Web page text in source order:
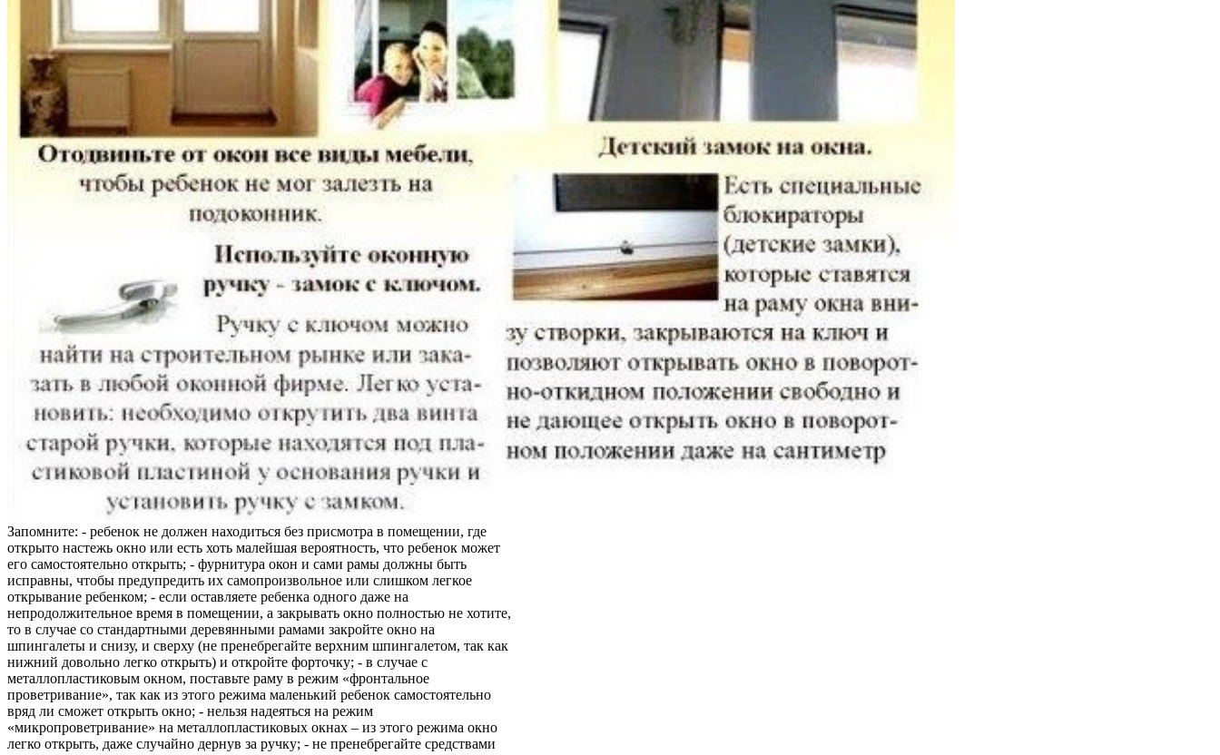
Запомните: - ребенок не должен находиться без присмотра в помещении, где
открыто настежь окно или есть хоть малейшая вероятность, что ребенок может
его самостоятельно открыть; - фурнитура окон и сами рамы должны быть
исправны, чтобы предупредить их самопроизвольное или слишком легкое
открывание ребенком; - если оставляете ребенка одного даже на
непродолжительное время в помещении, а закрывать окно полностью не хотите,
то в случае со стандартными деревянными рамами закройте окно на
шпингалеты и снизу, и сверху (не пренебрегайте верхним шпингалетом, так как
нижний довольно легко открыть) и откройте форточку; - в случае с
металлопластиковым окном, поставьте раму в режим «фронтальное
проветривание», так как из этого режима маленький ребенок самостоятельно
вряд ли сможет открыть окно; - нельзя надеяться на режим
«микропроветривание» на металлопластиковых окнах – из этого режима окно
легко открыть, даже случайно дернув за ручку; - не пренебрегайте средствами